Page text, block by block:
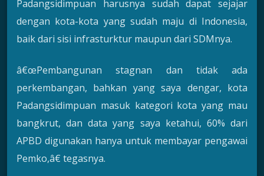
Padangsidimpuan harusnya sudah dapat sejajar
dengan kota-kota yang sudah maju di Indonesia,
baik dari sisi infrasturktur maupun dari SDMnya.
â€œPembangunan stagnan dan tidak ada
perkembangan, bahkan yang saya dengar, kota
Padangsidimpuan masuk kategori kota yang mau
bangkrut, dan data yang saya ketahui, 60% dari
APBD digunakan hanya untuk membayar pengawai
Pemko,â€ tegasnya.